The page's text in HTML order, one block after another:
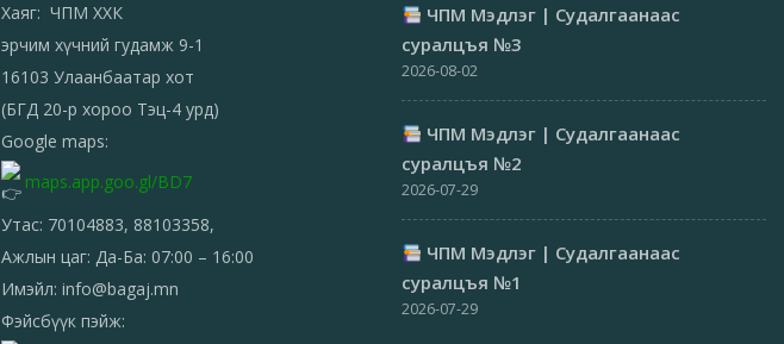
Хаяг: ЧПМ ХХК
эрчим хүчний гудамж 9-1
16103 Улаанбаатар хот
(БГД 20-р хороо Тэц-4 урд)
Google maps:
maps.app.goo.gl/BD7
Утас: 70104883, 88103358,
Ажлын цаг: Да-Ба: 07:00 – 16:00
Имэйл: info@bagaj.mn
Фэйсбүүк пэйж:
ЧПМ Мэдлэг | Судалгаанаас
суралцъя №3
2026-08-02
ЧПМ Мэдлэг | Судалгаанаас
суралцъя №2
2026-07-29
ЧПМ Мэдлэг | Судалгаанаас
суралцъя №1
2026-07-29